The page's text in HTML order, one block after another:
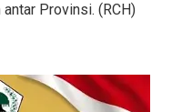
Provinsi. (RCH)